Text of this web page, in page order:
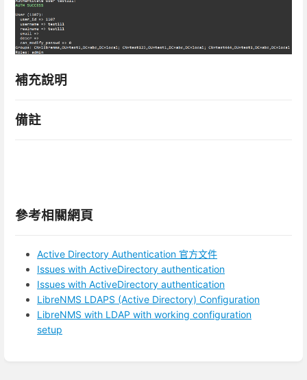
補充說明
備註
參考相關網頁
Active Directory Authentication 官方文件
Issues with ActiveDirectory authentication
Issues with ActiveDirectory authentication
LibreNMS LDAPS (Active Directory) Configuration
LibreNMS with LDAP with working configuration
setup